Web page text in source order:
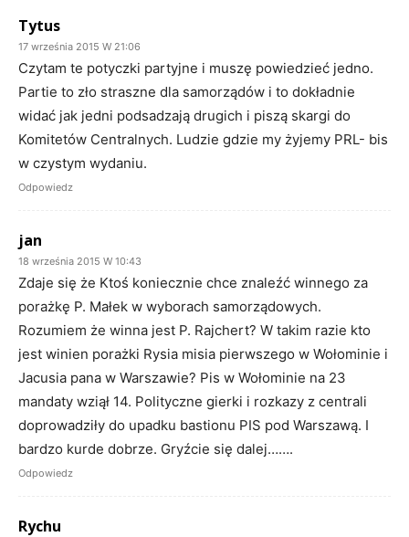
Tytus
17 września 2015 W 21:06
Czytam te potyczki partyjne i muszę powiedzieć jedno.
Partie to zło straszne dla samorządów i to dokładnie
widać jak jedni podsadzają drugich i piszą skargi do
Komitetów Centralnych. Ludzie gdzie my żyjemy PRL- bis
w czystym wydaniu.
Odpowiedz
jan
18 września 2015 W 10:43
Zdaje się że Ktoś koniecznie chce znaleźć winnego za
porażkę P. Małek w wyborach samorządowych.
Rozumiem że winna jest P. Rajchert? W takim razie kto
jest winien porażki Rysia misia pierwszego w Wołominie i
Jacusia pana w Warszawie? Pis w Wołominie na 23
mandaty wziął 14. Polityczne gierki i rozkazy z centrali
doprowadziły do upadku bastionu PIS pod Warszawą. I
bardzo kurde dobrze. Gryźcie się dalej…….
Odpowiedz
Rychu